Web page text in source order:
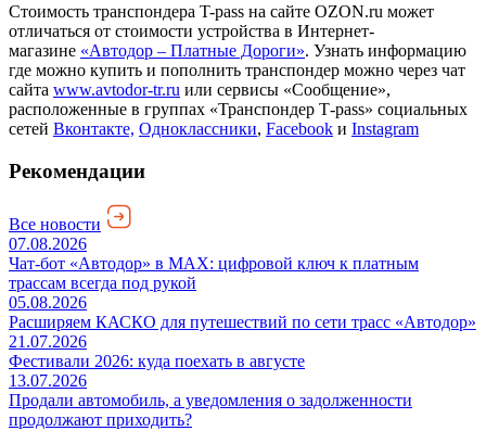
Стоимость транспондера T-pass на сайте OZON.ru может
отличаться от стоимости устройства в Интернет-
магазине «Автодор – Платные Дороги». Узнать информацию
где можно купить и пополнить транспондер можно через чат
сайта www.avtodor-tr.ru или сервисы «Сообщение»,
расположенные в группах «Транспондер Т-pass» социальных
сетей Вконтакте, Одноклассники, Facebook и Instagram
Рекомендации
Все новости
07.08.2026
Чат-бот «Автодор» в MAX: цифровой ключ к платным
трассам всегда под рукой
05.08.2026
Расширяем КАСКО для путешествий по сети трасс «Автодор»
21.07.2026
Фестивали 2026: куда поехать в августе
13.07.2026
Продали автомобиль, а уведомления о задолженности
продолжают приходить?